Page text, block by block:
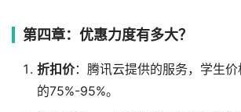
第四章：优惠力度有多大？
折扣价：腾讯云提供的服务，学生
的75%-95%。